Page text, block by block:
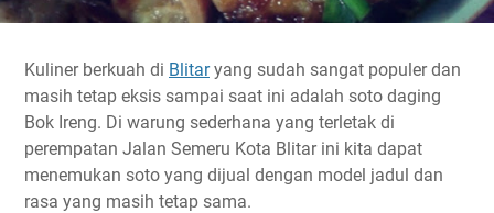
Kuliner berkuah di Blitaryang sudah sangat populer dan
masih tetap eksis sampai saat ini adalah soto daging
Bok Ireng. Di warung sederhana yang terletak di
perempatan Jalan Semeru Kota Blitar ini kita dapat
menemukan soto yang dijual dengan model jadul dan
rasa yang masih tetap sama.